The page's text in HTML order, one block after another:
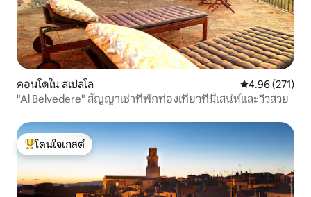
คอนโดใน สเปลโล คะแนนเฉลี่ย
4.96 (271)
"Al Belvedere" สัญญาเช่าที่พักท่องเที่ยวที่มีเสน่ห์และวิวสวย
โดนใจเกสต์ที่สุด
โดนใจเกสต์